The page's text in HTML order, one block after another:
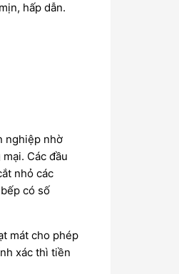
hấp dẫn.
nghiệp nhờ
Các đầu
nhỏ các
có số
mát cho phép
xác thì tiền